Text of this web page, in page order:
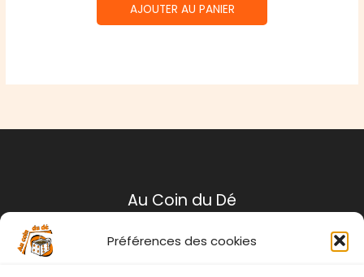
Préférences des cookies
AJOUTER AU PANIER
Au Coin du Dé